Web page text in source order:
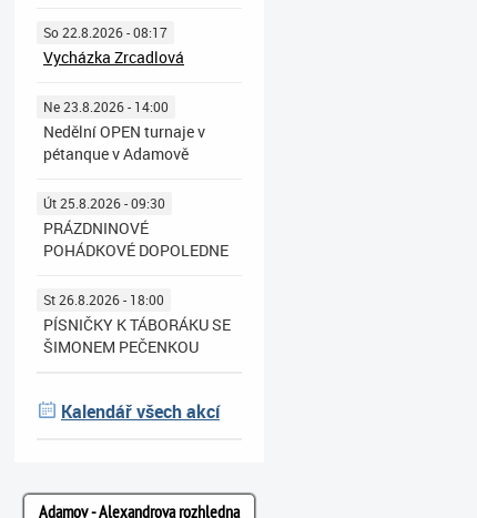
So 22.8.2026 - 08:17
Vycházka Zrcadlová
Ne 23.8.2026 - 14:00
Nedělní OPEN turnaje v
pétanque v Adamově
Út 25.8.2026 - 09:30
PRÁZDNINOVÉ
POHÁDKOVÉ DOPOLEDNE
St 26.8.2026 - 18:00
PÍSNIČKY K TÁBORÁKU SE
ŠIMONEM PEČENKOU
Kalendář všech akcí